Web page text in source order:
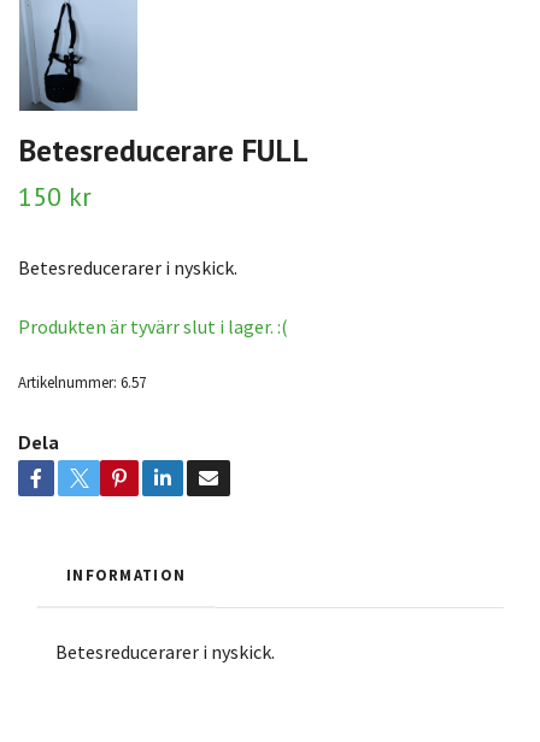
Betesreducerare FULL
150 kr
Betesreducerarer i nyskick.
Produkten är tyvärr slut i lager. :(
Artikelnummer: 6.57
Dela
INFORMATION
Betesreducerarer i nyskick.